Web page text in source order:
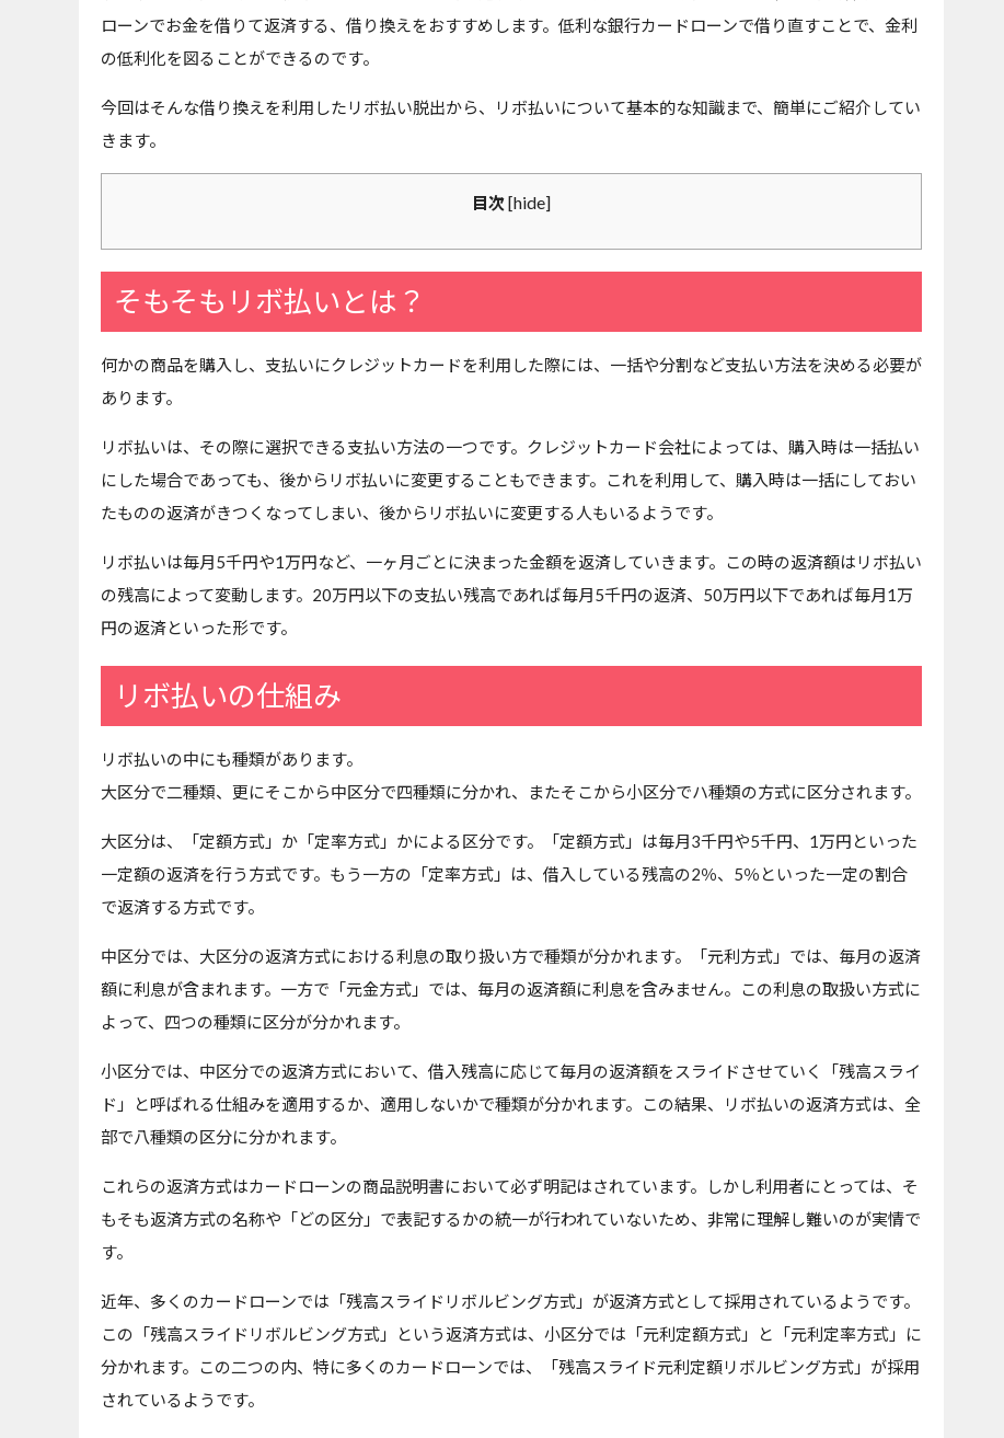
ローンでお金を借りて返済する、借り換えをおすすめします。低利な銀行カードローンで借り直すことで、金利
の低利化を図ることができるのです。
今回はそんな借り換えを利用したリボ払い脱出から、リボ払いについて基本的な知識まで、簡単にご紹介してい
きます。
目次[hide]
そもそもリボ払いとは？
何かの商品を購入し、支払いにクレジットカードを利用した際には、一括や分割など支払い方法を決める必要が
あります。
リボ払いは、その際に選択できる支払い方法の一つです。クレジットカード会社によっては、購入時は一括払い
にした場合であっても、後からリボ払いに変更することもできます。これを利用して、購入時は一括にしておい
たものの返済がきつくなってしまい、後からリボ払いに変更する人もいるようです。
リボ払いは毎月5千円や1万円など、一ヶ月ごとに決まった金額を返済していきます。この時の返済額はリボ払い
の残高によって変動します。20万円以下の支払い残高であれば毎月5千円の返済、50万円以下であれば毎月1万
円の返済といった形です。
リボ払いの仕組み
リボ払いの中にも種類があります。
大区分で二種類、更にそこから中区分で四種類に分かれ、またそこから小区分でハ種類の方式に区分されます。
大区分は、「定額方式」か「定率方式」かによる区分です。「定額方式」は毎月3千円や5千円、1万円といった
一定額の返済を行う方式です。もう一方の「定率方式」は、借入している残高の2％、5％といった一定の割合
で返済する方式です。
中区分では、大区分の返済方式における利息の取り扱い方で種類が分かれます。「元利方式」では、毎月の返済
額に利息が含まれます。一方で「元金方式」では、毎月の返済額に利息を含みません。この利息の取扱い方式に
よって、四つの種類に区分が分かれます。
小区分では、中区分での返済方式において、借入残高に応じて毎月の返済額をスライドさせていく「残高スライ
ド」と呼ばれる仕組みを適用するか、適用しないかで種類が分かれます。この結果、リボ払いの返済方式は、全
部で八種類の区分に分かれます。
これらの返済方式はカードローンの商品説明書において必ず明記はされています。しかし利用者にとっては、そ
もそも返済方式の名称や「どの区分」で表記するかの統一が行われていないため、非常に理解し難いのが実情で
す。
近年、多くのカードローンでは「残高スライドリボルビング方式」が返済方式として採用されているようです。
この「残高スライドリボルビング方式」という返済方式は、小区分では「元利定額方式」と「元利定率方式」に
分かれます。この二つの内、特に多くのカードローンでは、「残高スライド元利定額リボルビング方式」が採用
されているようです。